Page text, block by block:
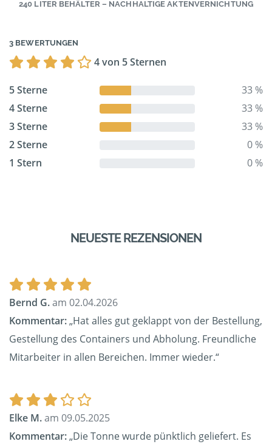
240 LITER BEHÄLTER – NACHHALTIGE AKTENVERNICHTUNG
3 BEWERTUNGEN
4 von 5 Sternen
5 Sterne
33 %
4 Sterne
33 %
3 Sterne
33 %
2 Sterne
0 %
1 Stern
0 %
NEUESTE REZENSIONEN
Bernd G.am 02.04.2026
Kommentar:„Hat alles gut geklappt von der Bestellung,
Gestellung des Containers und Abholung. Freundliche
Mitarbeiter in allen Bereichen. Immer wieder.“
Elke M.am 09.05.2025
Kommentar:„Die Tonne wurde pünktlich geliefert. Es